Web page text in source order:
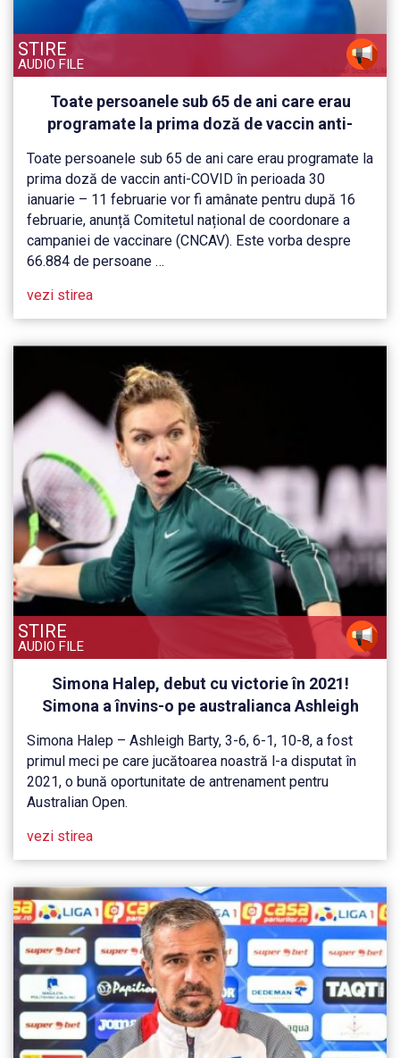
STIRE
AUDIO FILE
Toate persoanele sub 65 de ani care erau
programate la prima doză de vaccin anti-
vor fi amânate pentru după 16 februarie
Toate persoanele sub 65 de ani care erau programate la
prima doză de vaccin anti-COVID în perioada 30
ianuarie – 11 februarie vor fi amânate pentru după 16
februarie, anunță Comitetul național de coordonare a
campaniei de vaccinare (CNCAV). Este vorba despre
66.884 de persoane …
vezi stirea
STIRE
AUDIO FILE
Simona Halep, debut cu victorie în 2021!
Simona a învins-o pe australianca Ashleigh
Simona Halep – Ashleigh Barty, 3-6, 6-1, 10-8, a fost
primul meci pe care jucătoarea noastră l-a disputat în
2021, o bună oportunitate de antrenament pentru
Australian Open.
vezi stirea